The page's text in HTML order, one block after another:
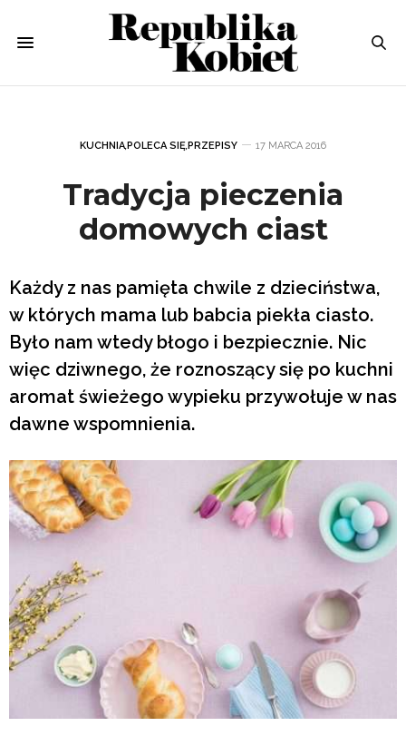
KUCHNIA,POLECA SIĘ,PRZEPISY 17 MARCA 2016
Tradycja pieczenia
domowych ciast
Każdy z nas pamięta chwile z dzieciństwa,
w których mama lub babcia piekła ciasto.
Było nam wtedy błogo i bezpiecznie. Nic
więc dziwnego, że roznoszący się po kuchni
aromat świeżego wypieku przywołuje w nas
dawne wspomnienia.